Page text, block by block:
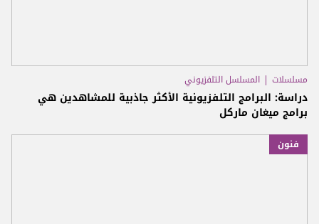
مسلسلات المسلسل التلفزيوني
دراسة: البرامج التلفزيونية الأكثر جاذبية للمشاهدين هي
برامج ميغان ماركل
فنون